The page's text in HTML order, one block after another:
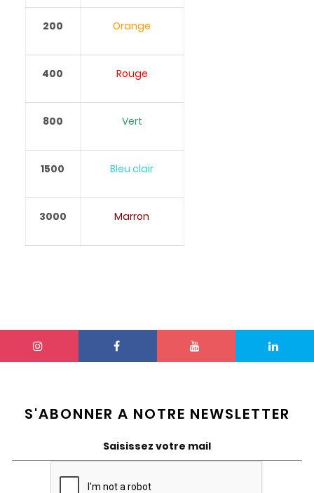
200 Orange
400 Rouge
800 Vert
1500 Bleu clair
3000 Marron
S'ABONNER A NOTRE NEWSLETTER